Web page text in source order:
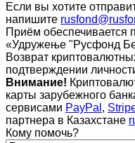
Если вы хотите
напишите
Приём обеспечивается
«Удружење "Русфонд
Возврат
подтверждении
Внимание!
карты зарубежного
сервисами PayPal ,
партнера в Казахстане
Кому помочь?